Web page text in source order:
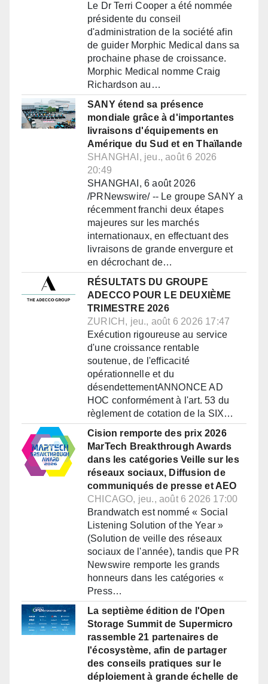
Le Dr Terri Cooper a été nommée
présidente du conseil
d'administration de la société afin
de guider Morphic Medical dans sa
prochaine phase de croissance.
Morphic Medical nomme Craig
Richardson au…
SANY étend sa présence
mondiale grâce à d'importantes
livraisons d'équipements en
Amérique du Sud et en Thaïlande
SHANGHAI, jeu., août 6 2026
20:49
SHANGHAI, 6 août 2026
/PRNewswire/ -- Le groupe SANY a
récemment franchi deux étapes
majeures sur les marchés
internationaux, en effectuant des
livraisons de grande envergure et
en décrochant de…
RÉSULTATS DU GROUPE
ADECCO POUR LE DEUXIÈME
TRIMESTRE 2026
ZURICH, jeu., août 6 2026 17:47
Exécution rigoureuse au service
d'une croissance rentable
soutenue, de l'efficacité
opérationnelle et du
désendettementANNONCE AD
HOC conformément à l'art. 53 du
règlement de cotation de la SIX…
Cision remporte des prix 2026
MarTech Breakthrough Awards
dans les catégories Veille sur les
réseaux sociaux, Diffusion de
communiqués de presse et AEO
CHICAGO, jeu., août 6 2026 17:00
Brandwatch est nommé « Social
Listening Solution of the Year »
(Solution de veille des réseaux
sociaux de l'année), tandis que PR
Newswire remporte les grands
honneurs dans les catégories «
Press…
La septième édition de l'Open
Storage Summit de Supermicro
rassemble 21 partenaires de
l'écosystème, afin de partager
des conseils pratiques sur le
déploiement à grande échelle de